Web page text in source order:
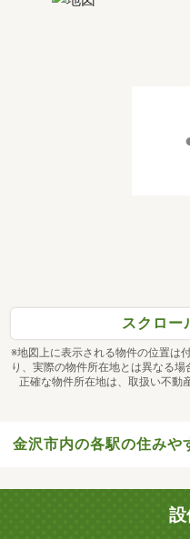
スクロー
※地図上に表示される物件の位置は
り、実際の物件所在地とは異なる場
正確な物件所在地は、取扱い不動
金沢市内の各駅の住みや